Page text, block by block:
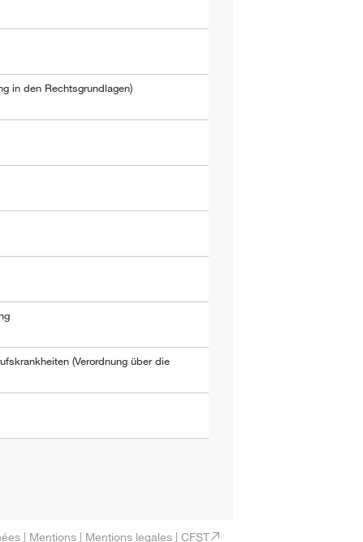
in den Rechtsgrundlagen)
(Verordnung über die
| Mentions | Mentions legales | CFST